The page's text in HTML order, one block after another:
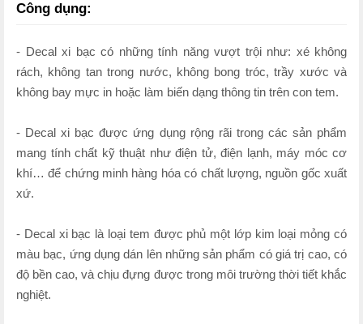
Công dụng:
- Decal xi bạc có những tính năng vượt trội như: xé không
rách, không tan trong nước, không bong tróc, trầy xước và
không bay mực in hoặc làm biến dạng thông tin trên con tem.
- Decal xi bạc được ứng dụng rộng rãi trong các sản phẩm
mang tính chất kỹ thuật như điện tử, điện lạnh, máy móc cơ
khí… để chứng minh hàng hóa có chất lượng, nguồn gốc xuất
xứ.
- Decal xi bạc là loại tem được phủ một lớp kim loại mỏng có
màu bạc, ứng dụng dán lên những sản phẩm có giá trị cao, có
độ bền cao, và chịu đựng được trong môi trường thời tiết khắc
nghiệt.